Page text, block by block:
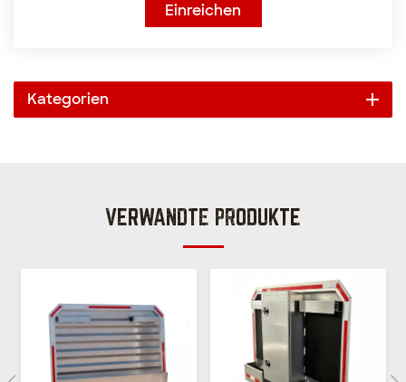
Einreichen
Kategorien
VERWANDTE PRODUKTE